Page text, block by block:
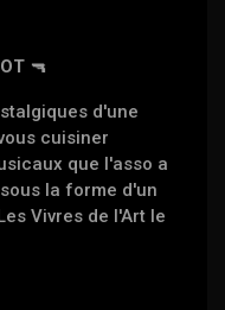
🔫
d'une
cuisiner
que l'asso a
la forme d'un
Vivres de l'Art le